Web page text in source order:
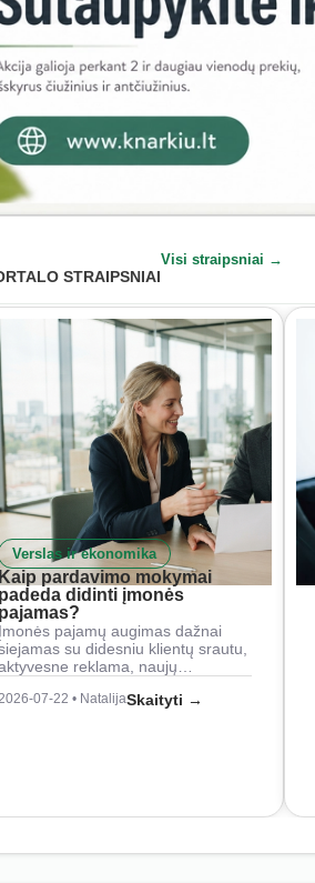
STRAIPSNIAI
Visi straipsniai →
Verslas ir ekonomika
pardavimo mokymai
didinti įmonės
pajamų augimas dažnai
su didesniu klientų srautu,
reklama, naujų…
07-22 • NatalijaSkaityti →